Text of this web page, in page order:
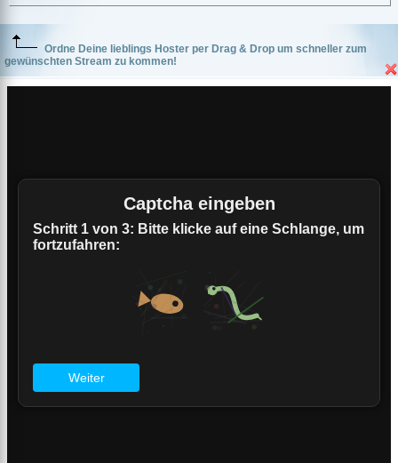
Ordne Deine lieblings Hoster per Drag & Drop um schneller zum
gewünschten Stream zu kommen!